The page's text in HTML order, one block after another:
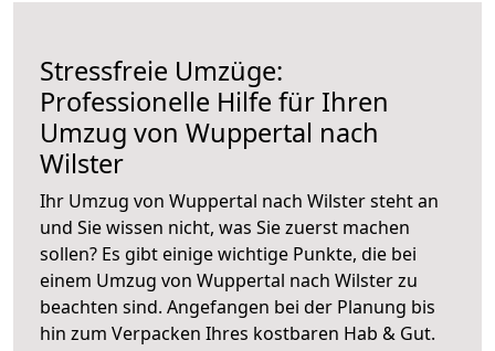
Stressfreie Umzüge:
Professionelle Hilfe für Ihren
Umzug von Wuppertal nach
Wilster
Ihr Umzug von Wuppertal nach Wilster steht an
und Sie wissen nicht, was Sie zuerst machen
sollen? Es gibt einige wichtige Punkte, die bei
einem Umzug von Wuppertal nach Wilster zu
beachten sind. Angefangen bei der Planung bis
hin zum Verpacken Ihres kostbaren Hab & Gut.